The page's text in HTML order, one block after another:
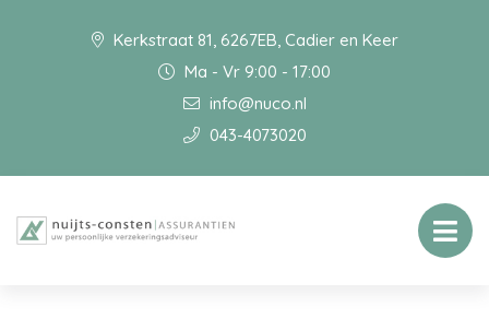
Kerkstraat 81, 6267EB, Cadier en Keer
Ma - Vr 9:00 - 17:00
info@nuco.nl
043-4073020